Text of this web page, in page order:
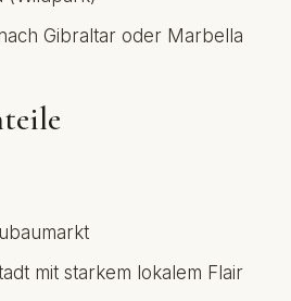
Gibraltar oder Marbella
mit starkem lokalem Flair